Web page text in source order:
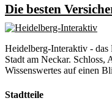
Die besten
Heidelberg-Interaktiv - das
Stadt am Neckar. Schloss,
Wissenswertes auf einen
Stadtteile